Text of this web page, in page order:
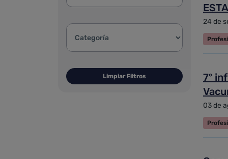
Categoría de la noticia:
Limpiar Filtros
24 de
7º
03 de